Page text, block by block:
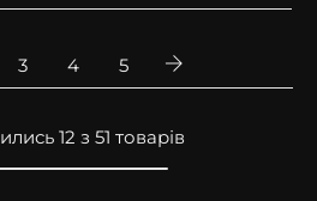
3 4 5
12 з 51 товарів